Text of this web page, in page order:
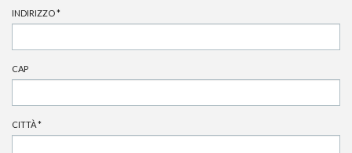
INDIRIZZO*
CAP
CITTÀ*